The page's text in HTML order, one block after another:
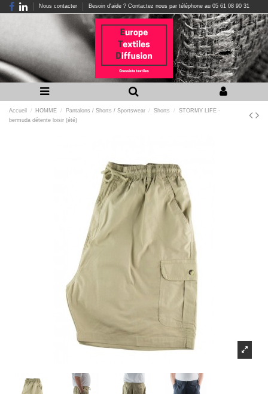
Nous contacter Besoin d'aide ? Contactez nous par téléphone au 05 61 08 90 31
Accueil HOMME Pantalons / Shorts / Sportswear Shorts
STORMY LIFE -
bermuda détente loisir (été)